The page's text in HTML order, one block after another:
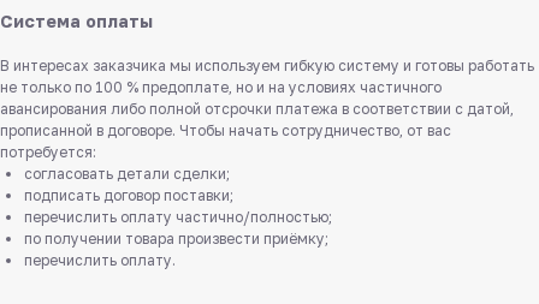
Система оплаты
В интересах заказчика мы используем гибкую систему и готовы работать
не только по 100 % предоплате, но и на условиях частичного
авансирования либо полной отсрочки платежа в соответствии с датой,
прописанной в договоре. Чтобы начать сотрудничество, от вас
потребуется:
согласовать детали сделки;
подписать договор поставки;
перечислить оплату частично/полностью;
по получении товара произвести приёмку;
перечислить оплату.